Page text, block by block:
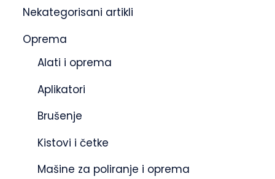
Nekategorisani artikli
Oprema
Alati i oprema
Aplikatori
Brušenje
Kistovi i četke
Mašine za poliranje i oprema